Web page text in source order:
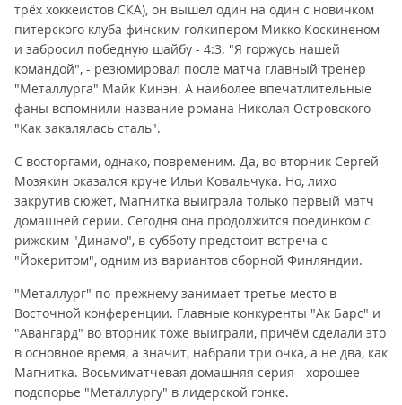
трёх хоккеистов СКА), он вышел один на один с новичком
питерского клуба финским голкипером Микко Коскиненом
и забросил победную шайбу - 4:3. "Я горжусь нашей
командой", - резюмировал после матча главный тренер
"Металлурга" Майк Кинэн. А наиболее впечатлительные
фаны вспомнили название романа Николая Островского
"Как закалялась сталь".
С восторгами, однако, повременим. Да, во вторник Сергей
Мозякин оказался круче Ильи Ковальчука. Но, лихо
закрутив сюжет, Магнитка выиграла только первый матч
домашней серии. Сегодня она продолжится поединком с
рижским "Динамо", в субботу предстоит встреча с
"Йокеритом", одним из вариантов сборной Финляндии.
"Металлург" по-прежнему занимает третье место в
Восточной конференции. Главные конкуренты "Ак Барс" и
"Авангард" во вторник тоже выиграли, причём сделали это
в основное время, а значит, набрали три очка, а не два, как
Магнитка. Восьмиматчевая домашняя серия - хорошее
подспорье "Металлургу" в лидерской гонке.